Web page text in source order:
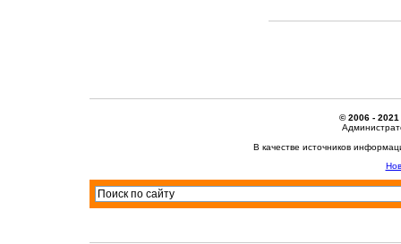
© 2006 - 2021
В качестве источников